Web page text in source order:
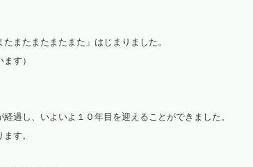
啓発活動
光環境構築
またまたまたまた」はじまりました。
す）
過し、いよいよ１０年目を迎えることができました。
す。